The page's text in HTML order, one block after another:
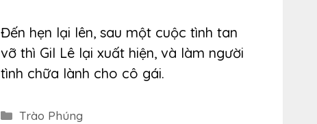
Đến hẹn lại lên, sau một cuộc tình tan
vỡ thì Gil Lê lại xuất hiện, và làm người
tình chữa lành cho cô gái.
Categories
Trào Phúng